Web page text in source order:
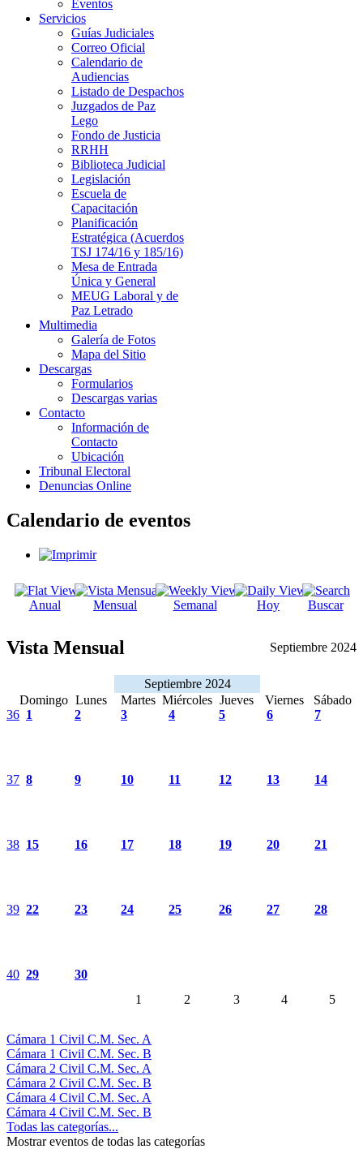
Eventos
Servicios
Guías Judiciales
Correo Oficial
Calendario de
Audiencias
Listado de Despachos
Juzgados de Paz
Lego
Fondo de Justicia
RRHH
Biblioteca Judicial
Legislación
Escuela de
Capacitación
Planificación
Estratégica (Acuerdos
TSJ 174/16 y 185/16)
Mesa de Entrada
Única y General
MEUG Laboral y de
Paz Letrado
Multimedia
Galería de Fotos
Mapa del Sitio
Descargas
Formularios
Descargas varias
Contacto
Información de
Contacto
Ubicación
Tribunal Electoral
Denuncias Online
Calendario de eventos
Anual Mensual Semanal Hoy Buscar
Vista Mensual Septiembre 2024
Septiembre 2024
Domingo Lunes Martes Miércoles Jueves Viernes
Sábado
36 1 2 3 4 5 6 7
37 8 9 10 11 12 13 14
38 15 16 17 18 19 20 21
39 22 23 24 25 26 27 28
40 29
30
1
2 3 4 5
Cámara 1 Civil C.M. Sec. A
Cámara 1 Civil C.M. Sec. B
Cámara 2 Civil C.M. Sec. A
Cámara 2 Civil C.M. Sec. B
Cámara 4 Civil C.M. Sec. A
Cámara 4 Civil C.M. Sec. B
Todas las categorías...
Mostrar eventos de todas las categorías